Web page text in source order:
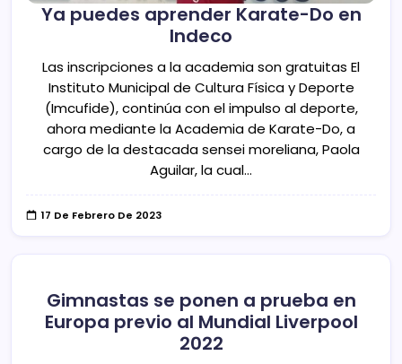
Ya puedes aprender Karate-Do en
Indeco
Las inscripciones a la academia son gratuitas El
Instituto Municipal de Cultura Física y Deporte
(Imcufide), continúa con el impulso al deporte,
ahora mediante la Academia de Karate-Do, a
cargo de la destacada sensei moreliana, Paola
Aguilar, la cual…
17 De Febrero De 2023
Gimnastas se ponen a prueba en
Europa previo al Mundial Liverpool
2022